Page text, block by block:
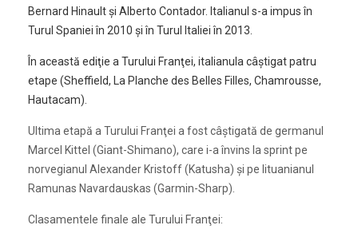
Bernard Hinault şi Alberto Contador. Italianul s-a impus în
Turul Spaniei în 2010 şi în Turul Italiei în 2013.
În această ediţie a Turului Franţei, italianula câştigat patru
etape (Sheffield, La Planche des Belles Filles, Chamrousse,
Hautacam).
Ultima etapă a Turului Franţei a fost câştigată de germanul
Marcel Kittel (Giant-Shimano), care i-a învins la sprint pe
norvegianul Alexander Kristoff (Katusha) şi pe lituanianul
Ramunas Navardauskas (Garmin-Sharp).
Clasamentele finale ale Turului Franţei: